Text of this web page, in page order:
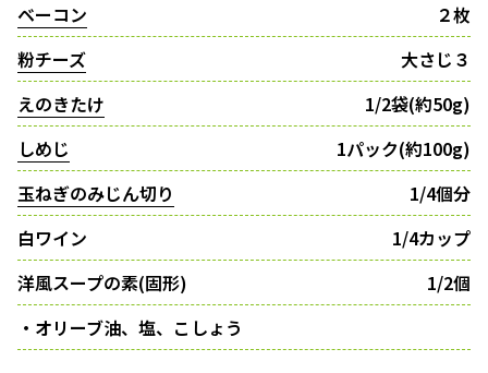
ベーコン
２枚
粉チーズ
大さじ３
えのきたけ
1/2袋(約50g)
しめじ
1パック(約100g)
玉ねぎのみじん切り
1/4個分
白ワイン
1/4カップ
洋風スープの素(固形)
1/2個
・オリーブ油、塩、こしょう